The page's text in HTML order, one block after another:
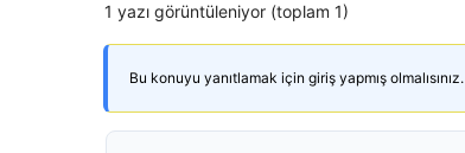
1 yazı görüntüleniyor (toplam 1)
Bu konuyu yanıtlamak için giriş yapmış olmalısınız.